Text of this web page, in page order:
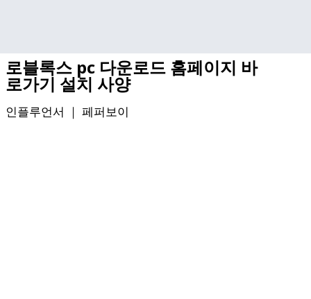
로블록스 pc 다운로드 홈페이지 바
로가기 설치 사양
인플루언서 ｜ 페퍼보이